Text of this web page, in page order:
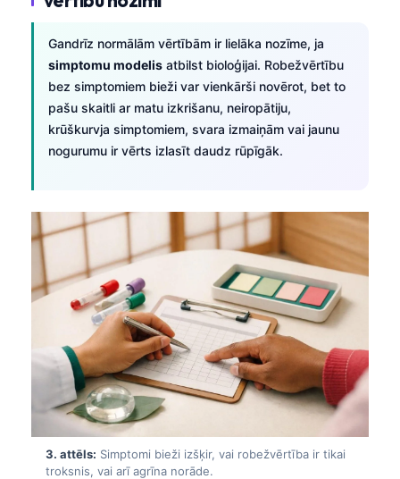
Gandrīz normālām vērtībām ir lielāka nozīme, ja
simptomu modelis atbilst bioloģijai. Robežvērtību
bez simptomiem bieži var vienkārši novērot, bet to
pašu skaitli ar matu izkrišanu, neiropātiju,
krūškurvja simptomiem, svara izmaiņām vai jaunu
nogurumu ir vērts izlasīt daudz rūpīgāk.
3. attēls: Simptomi bieži izšķir, vai robežvērtība ir tikai
troksnis, vai arī agrīna norāde.